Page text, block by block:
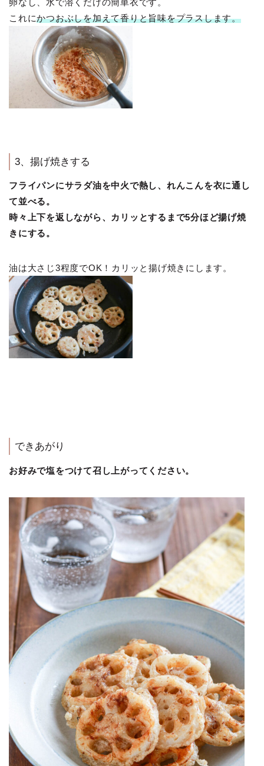
これにかつおぶしを加えて香りと旨味をプラスします。
3、揚げ焼きする
フライパンにサラダ油を中火で熱し、れんこんを衣に通し
て並べる。
時々上下を返しながら、カリッとするまで5分ほど揚げ焼
きにする。
油は大さじ3程度でOK！カリッと揚げ焼きにします。
できあがり
お好みで塩をつけて召し上がってください。